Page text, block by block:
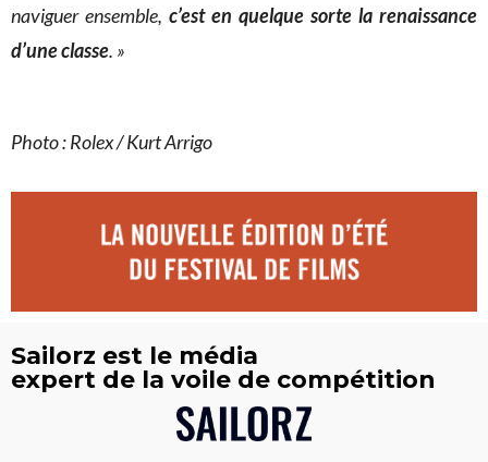
naviguer ensemble, c’est en quelque sorte la renaissance
d’une classe. »
Photo : Rolex / Kurt Arrigo
Sailorz est le média
expert de la voile de compétition